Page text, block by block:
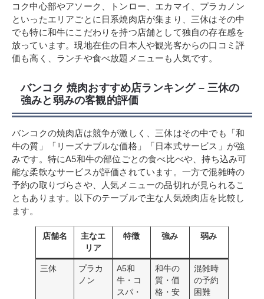
コク中心部やアソーク、トンロー、エカマイ、プラカノン
といったエリアごとに日系焼肉店が集まり、三休はその中
でも特に和牛にこだわりを持つ店舗として独自の存在感を
放っています。現地在住の日本人や観光客からの口コミ評
価も高く、ランチや食べ放題メニューも人気です。
バンコク 焼肉おすすめ店ランキング – 三休の
強みと弱みの客観的評価
バンコクの焼肉店は競争が激しく、三休はその中でも「和
牛の質」「リーズナブルな価格」「日本式サービス」が強
みです。特にA5和牛の部位ごとの食べ比べや、持ち込み可
能な柔軟なサービスが評価されています。一方で混雑時の
予約の取りづらさや、人気メニューの品切れが見られるこ
ともあります。以下のテーブルで主な人気焼肉店を比較し
ます。
店舗名
主なエ
リア
特徴 強み 弱み
三休
プラカ
ノン
A5和
牛・コ
スパ・
和牛の
質・価
格・安
混雑時
の予約
困難